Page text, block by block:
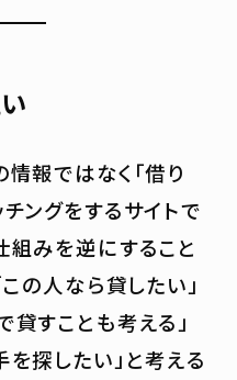
報ではなく「借り
ングをするサイトで
組みを逆にすること
の人なら貸したい」
すことも考える」
探したい」と考える